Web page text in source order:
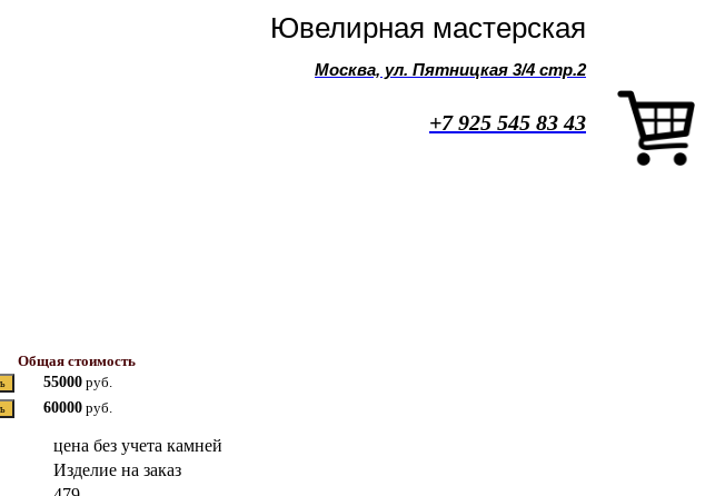
Ювелирная мастерская
Москва, ул. Пятницкая 3/4 стр.2
+7 925 545 83 43
Общая стоимость
55000 руб.
60000 руб.
цена без учета камней
Изделие на заказ